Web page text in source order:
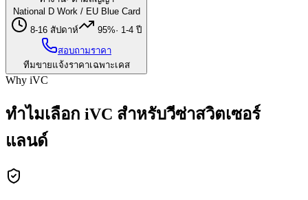
National D Work / EU Blue Card
8-16 สัปดาห์
95%· 1-4 ปี
สอบถามราคา
ทีมขายแจ้งราคาเฉพาะเคส
Why iVC
ทำไมเลือก iVC สำหรับวีซ่าสวิตเซอร์
แลนด์